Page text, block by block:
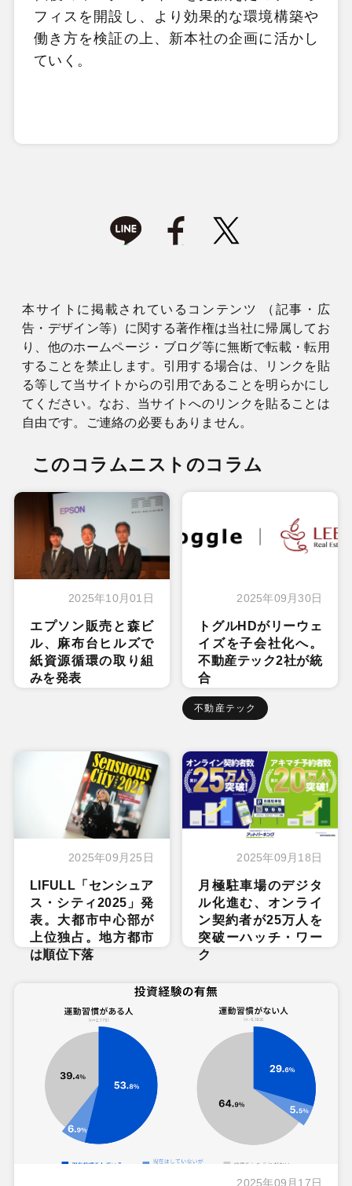
フィスを開設し、より効果的な環境構築や
働き方を検証の上、新本社の企画に活かし
ていく。
本サイトに掲載されているコンテンツ （記事・広
告・デザイン等）に関する著作権は当社に帰属してお
り、他のホームページ・ブログ等に無断で転載・転用
することを禁止します。引用する場合は、リンクを貼
る等して当サイトからの引用であることを明らかにし
てください。なお、当サイトへのリンクを貼ることは
自由です。ご連絡の必要もありません。
このコラムニストのコラム
2025年10月01日
エプソン販売と森ビ
ル、麻布台ヒルズで
紙資源循環の取り組
みを発表
2025年09月30日
トグルHDがリーウェ
イズを子会社化へ。
不動産テック2社が統
合
不動産テック
2025年09月25日
LIFULL「センシュア
ス・シティ2025」発
表。大都市中心部が
上位独占。地方都市
は順位下落
2025年09月18日
月極駐車場のデジタ
ル化進む、オンライ
ン契約者が25万人を
突破ーハッチ・ワー
ク
2025年09月17日